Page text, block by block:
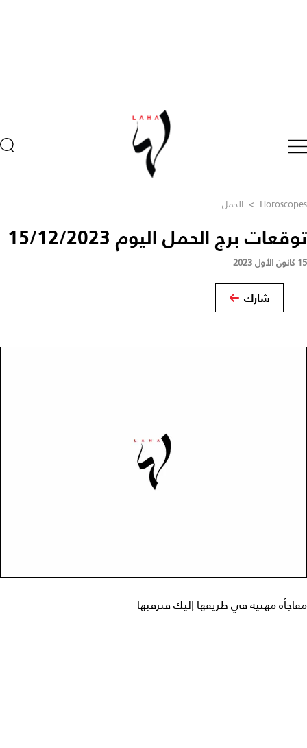
Horoscopes
> الحمل
توقعات برج الحمل اليوم 15/12/2023
15 كانون الأول 2023
شارك
مفاجأة مهنية في طريقها إليك فترقبها